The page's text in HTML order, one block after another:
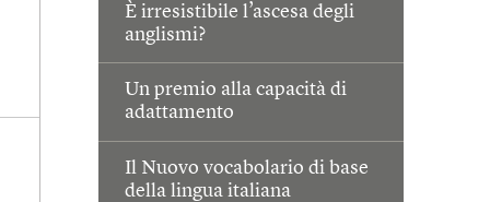
È irresistibile l’ascesa degli
anglismi?
Un premio alla capacità di
adattamento
Il Nuovo vocabolario di base
della lingua italiana